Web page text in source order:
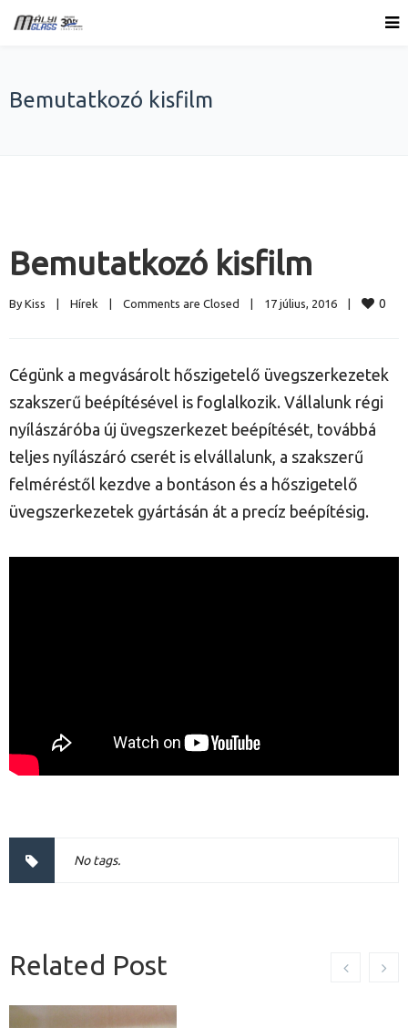
Bemutatkozó kisfilm
Bemutatkozó kisfilm
By Kiss Hírek Comments are Closed 17 július, 2016 0
Cégünk a megvásárolt hőszigetelő üvegszerkezetek
szakszerű beépítésével is foglalkozik. Vállalunk régi
nyílászáróba új üvegszerkezet beépítését, továbbá
teljes nyílászáró cserét is elvállalunk, a szakszerű
felméréstől kezdve a bontáson és a hőszigetelő
üvegszerkezetek gyártásán át a precíz beépítésig.
No tags.
Related Post